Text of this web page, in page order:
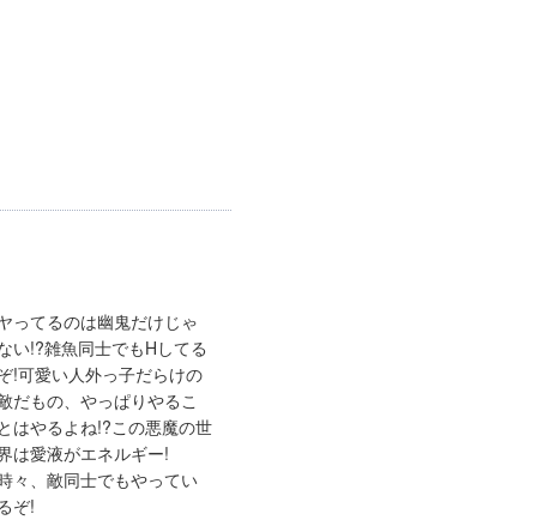
ってるのは幽鬼だけじゃ
い!?雑魚同士でもHしてる
!可愛い人外っ子だらけの
だもの、やっぱりやるこ
とはやるよね!?この悪魔の世
は愛液がエネルギー!
々、敵同士でもやってい
ぞ!